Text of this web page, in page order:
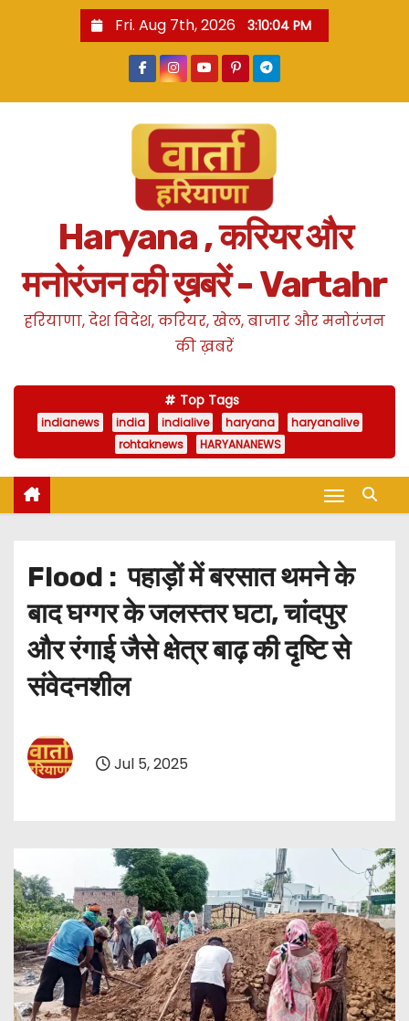
Fri. Aug 7th, 2026 3:10:05 PM
Haryana , करियर और
मनोरंजन की ख़बरें - Vartahr
हरियाणा, देश विदेश, करियर, खेल, बाजार और मनोरंजन
की ख़बरें
Top Tags
indianews india indialive haryana
haryanalive
rohtaknews
HARYANANEWS
Flood : पहाड़ों में बरसात थमने के
बाद घग्गर के जलस्तर घटा, चांदपुर
और रंगाई जैसे क्षेत्र बाढ़ की दृष्टि से
संवेदनशील
Jul 5, 2025